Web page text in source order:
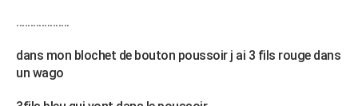
Dictionnaire
Biographies
Citations
Expressions
Proverbes
PROGRAMME TV
COPAINS D'AVANT
...................
dans mon blochet de bouton poussoir j ai 3 fils rouge dans
un wago